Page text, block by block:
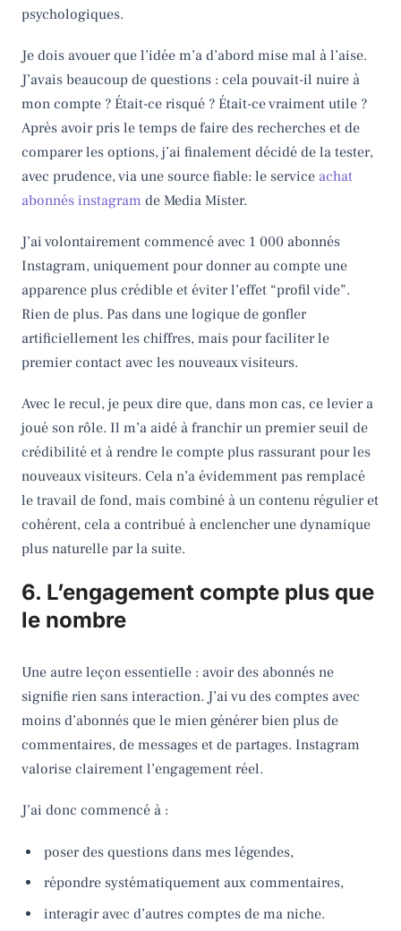
psychologiques.
Je dois avouer que l’idée m’a d’abord mise mal à l’aise.
J’avais beaucoup de questions : cela pouvait-il nuire à
mon compte ? Était-ce risqué ? Était-ce vraiment utile ?
Après avoir pris le temps de faire des recherches et de
comparer les options, j’ai finalement décidé de la tester,
avec prudence, via une source fiable: le service achat
abonnés instagram de Media Mister.
J’ai volontairement commencé avec 1 000 abonnés
Instagram, uniquement pour donner au compte une
apparence plus crédible et éviter l’effet “profil vide”.
Rien de plus. Pas dans une logique de gonfler
artificiellement les chiffres, mais pour faciliter le
premier contact avec les nouveaux visiteurs.
Avec le recul, je peux dire que, dans mon cas, ce levier a
joué son rôle. Il m’a aidé à franchir un premier seuil de
crédibilité et à rendre le compte plus rassurant pour les
nouveaux visiteurs. Cela n’a évidemment pas remplacé
le travail de fond, mais combiné à un contenu régulier et
cohérent, cela a contribué à enclencher une dynamique
plus naturelle par la suite.
6. L’engagement compte plus que
le nombre
Une autre leçon essentielle : avoir des abonnés ne
signifie rien sans interaction. J’ai vu des comptes avec
moins d’abonnés que le mien générer bien plus de
commentaires, de messages et de partages. Instagram
valorise clairement l’engagement réel.
J’ai donc commencé à :
poser des questions dans mes légendes,
répondre systématiquement aux commentaires,
interagir avec d’autres comptes de ma niche.